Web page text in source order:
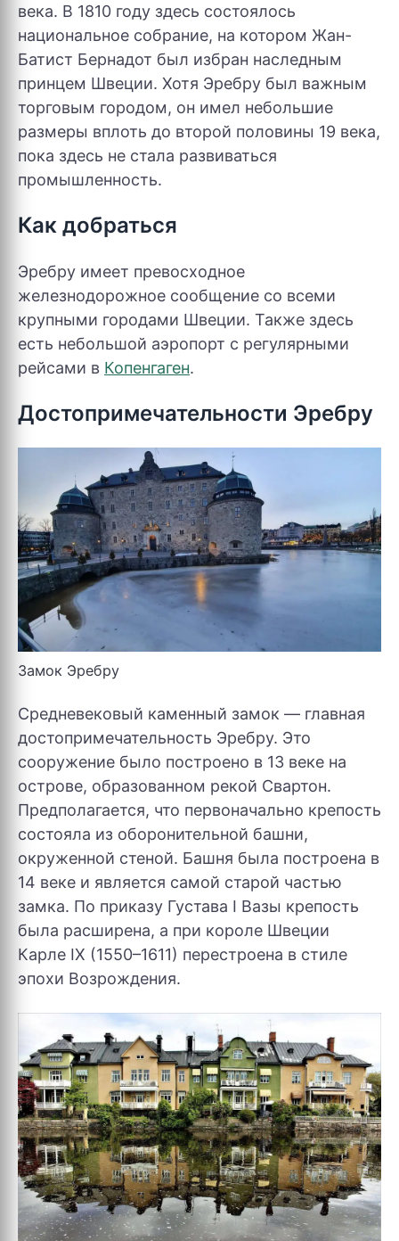
века. В 1810 году здесь состоялось
национальное собрание, на котором Жан-
Батист Бернадот был избран наследным
принцем Швеции. Хотя Эребру был важным
торговым городом, он имел небольшие
размеры вплоть до второй половины 19 века,
пока здесь не стала развиваться
промышленность.
Как добраться
Эребру имеет превосходное
железнодорожное сообщение со всеми
крупными городами Швеции. Также здесь
есть небольшой аэропорт с регулярными
рейсами в Копенгаген.
Достопримечательности Эребру
Замок Эребру
Средневековый каменный замок — главная
достопримечательность Эребру. Это
сооружение было построено в 13 веке на
острове, образованном рекой Свартон.
Предполагается, что первоначально крепость
состояла из оборонительной башни,
окруженной стеной. Башня была построена ​​в
14 веке и является самой старой частью
замка. По приказу Густава I Вазы крепость
была расширена, а при короле Швеции
Карле IX (1550–1611) перестроена в стиле
эпохи Возрождения.